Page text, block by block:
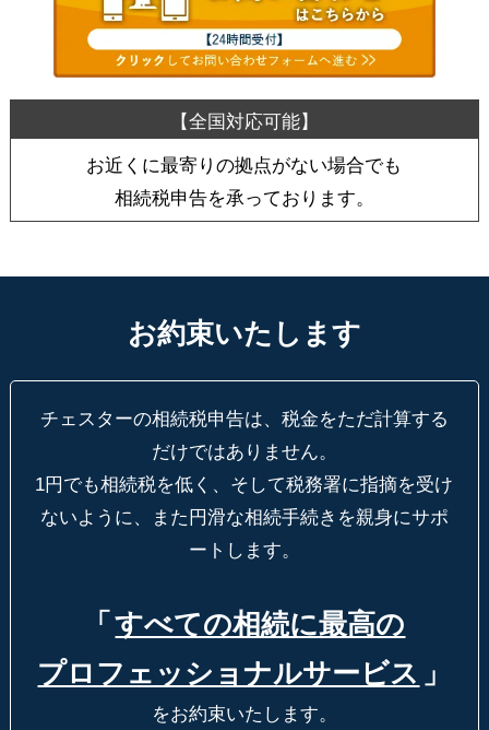
お近くに最寄りの拠点がない場合でも
相続税申告を承っております。
お約束いたします
チェスターの相続税申告は、税金をただ計算する
だけではありません。
1円でも相続税を低く、そして税務署に指摘を受け
ないように、
また円滑な相続手続きを親身にサポ
ートします。
「 すべての相続に最高の
プロフェッショナルサービス 」
をお約束いたします。